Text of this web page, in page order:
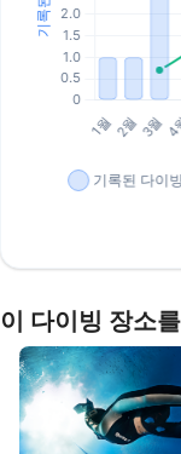
이 다이빙 장소